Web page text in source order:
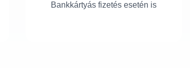
Bankkártyás fizetés esetén is